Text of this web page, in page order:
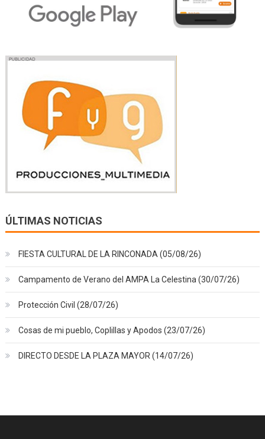
ÚLTIMAS NOTICIAS
FIESTA CULTURAL DE LA RINCONADA (05/08/26)
Campamento de Verano del AMPA La Celestina (30/07/26)
Protección Civil (28/07/26)
Cosas de mi pueblo, Coplillas y Apodos (23/07/26)
DIRECTO DESDE LA PLAZA MAYOR (14/07/26)